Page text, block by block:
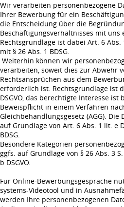
Wir verarbeiten personenbezogene
Ihrer Bewerbung für ein
die Entscheidung über die
Beschäftigungsverhältnisses mit uns
Rechtsgrundlage ist dabei Art. 6
mit § 26 Abs. 1 BDSG.
Weiterhin können wir
verarbeiten, soweit dies zur Abwehr
Rechtsansprüchen aus dem
erforderlich ist. Rechtsgrundlage ist
DSGVO, das berechtigte Interesse ist
Beweispflicht in einem Verfahren
Gleichbehandlungsgesetz (AGG). Die
auf Grundlage von Art. 6 Abs. 1 lit. e
BDSG.
Besondere Kategorien
ggfs. auf Grundlage von § 26 Abs. 3
b DSGVO.
Für Online-Bewerbungsgespräche
systems-Videotool und in
werden Ihre personenbezogenen